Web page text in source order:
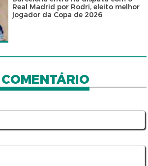
Real Madrid por Rodri, eleito melhor
jogador da Copa de 2026